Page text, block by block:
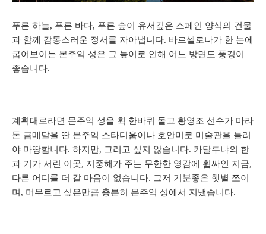
푸른 하늘, 푸른 바다, 푸른 숲이 유서깊은 스페인 양식의 건물
과 함께 감동스러운 정서를 자아냅니다. 바르셀로나가 한 눈에
굽어보이는 몬주익 성은 그 높이로 인해 어느 방면도 풍경이
좋습니다.
계획대로라면 몬주익 성을 휙 한바퀴 돌고 황영조 선수가 마라
톤 금메달을 딴 몬주익 스타디움이나 호안미로 미술관을 들러
야 마땅합니다. 하지만, 그러고 싶지 않습니다. 카탈루냐의 한
과 기가 서린 이곳, 지중해가 주는 무한한 영감에 휩싸인 지금,
다른 어디를 더 갈 마음이 없습니다. 그저 기분좋은 햇볕 쪼이
며, 머무르고 싶은만큼 충분히 몬주익 성에서 지냈습니다.